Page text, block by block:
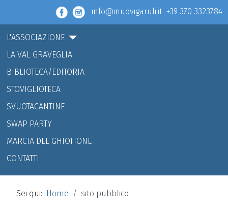
info@inuovigaruli.it +39 370 3323784
L'ASSOCIAZIONE
LA VAL GRAVEGLIA
BIBLIOTECA/EDITORIA
STOVIGLIOTECA
SVUOTACANTINE
SWAP PARTY
MARCIA DEL GHIOTTONE
CONTATTI
Sei qui: Home sito pubblico